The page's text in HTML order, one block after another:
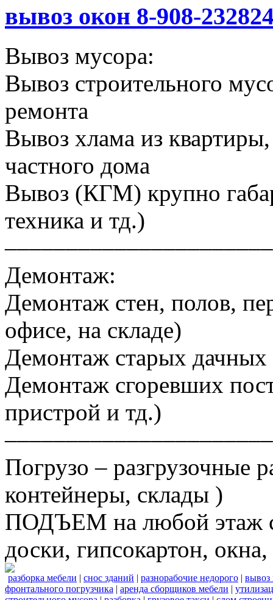
вывоз окон 8-908-
Вывоз мусора:
Вывоз строительного
ремонта
Вывоз хлама из
частного дома
Вывоз (КГМ) крупно
техника и тд.)
Демонтаж:
Демонтаж стен, полов,
офисе, на складе)
Демонтаж старых
Демонтаж сгоревших
пристрой и тд.)
Погрузо – разгрузочные
контейнеры, склады )
ПОДЪЕМ на любой этаж
доски, гипсокартон,
разборка мебели | снос зданий | разнорабочие недорого | вывоз
фронтального погрузчика | аренда сборщиков мебели |